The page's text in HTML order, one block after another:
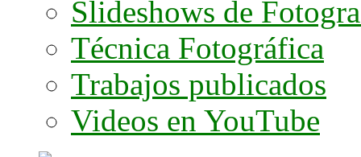
Slideshows de
Técnica Fotográfica
Trabajos publicados
Videos en YouTube